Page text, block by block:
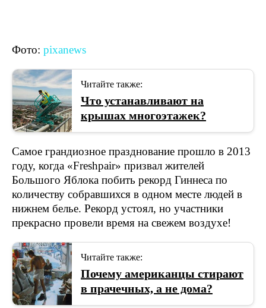
Фото: pixanews
Читайте также:
Что устанавливают на
крышах многоэтажек?
Самое грандиозное празднование прошло в 2013
году, когда «Freshpair» призвал жителей
Большого Яблока побить рекорд Гиннеса по
количеству собравшихся в одном месте людей в
нижнем белье. Рекорд устоял, но участники
прекрасно провели время на свежем воздухе!
Читайте также:
Почему американцы стирают
в прачечных, а не дома?